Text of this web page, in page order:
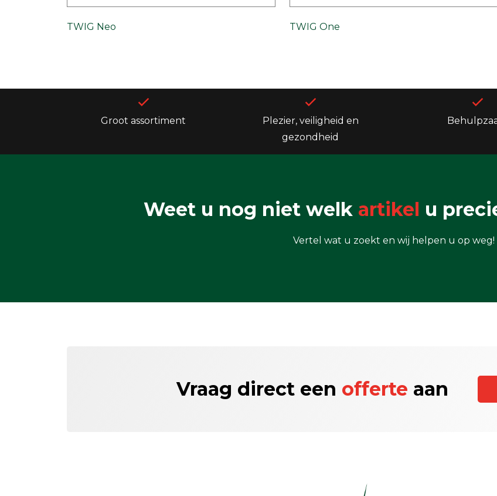
TWIG Neo TWIG One
Groot assortiment
Plezier, veiligheid en
gezondheid
Weet u nog niet welk artikel u
Vertel wat u zoekt en wij helpen u op weg!
Vraag direct een offerte aan